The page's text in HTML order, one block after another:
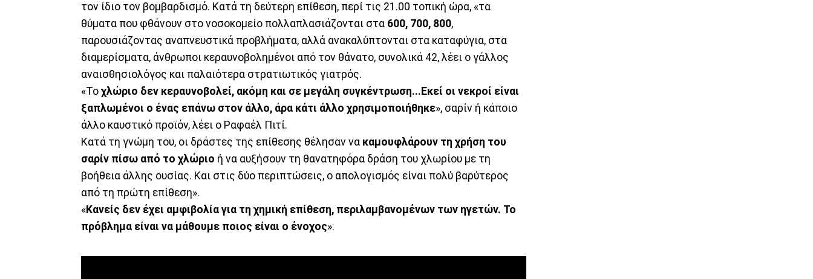
τον ίδιο τον βομβαρδισμό. Κατά τη δεύτερη επίθεση, περί τις 21.00 τοπική ώρα, «τα
θύματα που φθάνουν στο νοσοκομείο πολλαπλασιάζονται στα 600, 700, 800,
παρουσιάζοντας αναπνευστικά προβλήματα, αλλά ανακαλύπτονται στα καταφύγια, στα
διαμερίσματα, άνθρωποι κεραυνοβολημένοι από τον θάνατο, συνολικά 42, λέει ο γάλλος
αναισθησιολόγος και παλαιότερα στρατιωτικός γιατρός.
«Το χλώριο δεν κεραυνοβολεί, ακόμη και σε μεγάλη συγκέντρωση...Εκεί οι νεκροί είναι
ξαπλωμένοι ο ένας επάνω στον άλλο, άρα κάτι άλλο χρησιμοποιήθηκε», σαρίν ή κάποιο
άλλο καυστικό προϊόν, λέει ο Ραφαέλ Πιτί.
Κατά τη γνώμη του, οι δράστες της επίθεσης θέλησαν να καμουφλάρουν τη χρήση του
σαρίν πίσω από το χλώριο ή να αυξήσουν τη θανατηφόρα δράση του χλωρίου με τη
βοήθεια άλλης ουσίας. Και στις δύο περιπτώσεις, ο απολογισμός είναι πολύ βαρύτερος
από τη πρώτη επίθεση».
«Κανείς δεν έχει αμφιβολία για τη χημική επίθεση, περιλαμβανομένων των ηγετών. Το
πρόβλημα είναι να μάθουμε ποιος είναι ο ένοχος».